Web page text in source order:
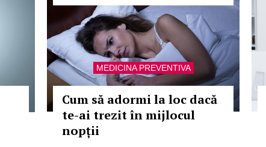
MEDICINA PREVENTIVA
Cum să adormi la loc dacă
te-ai trezit în mijlocul
nopții